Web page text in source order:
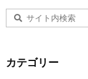
カテゴリー